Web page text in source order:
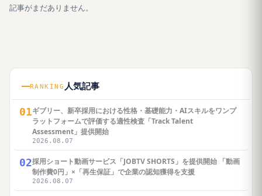
記事がまだありません。
RANKING 人気記事
01ギブリー、新卒採用における性格・基礎能力・AIスキルをワンプ
ラットフォームで評価する適性検査「Track Talent
Assessment」提供開始
2026.08.07
02採用ショート動画サービス「JOBTV SHORTS」を提供開始 「動画
制作費0円」×「再生保証」で企業の認知獲得を支援
2026.08.07